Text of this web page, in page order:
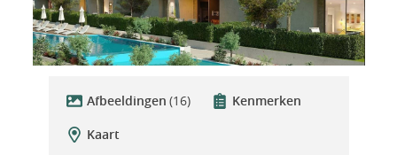
Afbeeldingen (16)
Kenmerken
Kaart